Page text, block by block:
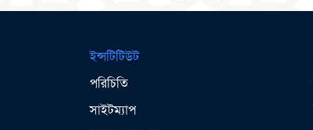
ইন্সটিটিউট
পরিচিতি
সাইটম্যাপ